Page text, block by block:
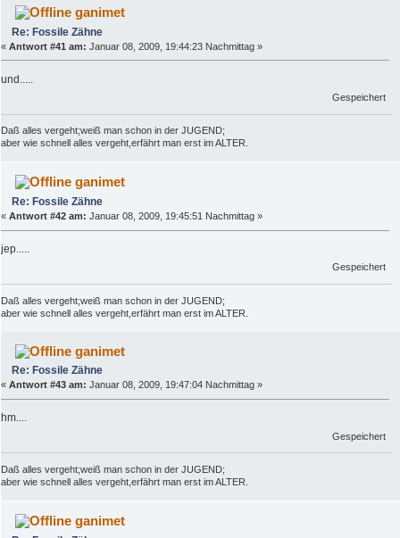
ganimet
Re: Fossile Zähne
« Antwort #41 am: Januar 08, 2009, 19:44:23 Nachmittag »
und.....
Gespeichert
Daß alles vergeht;weiß man schon in der JUGEND;
aber wie schnell alles vergeht,erfährt man erst im ALTER.
ganimet
Re: Fossile Zähne
« Antwort #42 am: Januar 08, 2009, 19:45:51 Nachmittag »
jep.....
Gespeichert
Daß alles vergeht;weiß man schon in der JUGEND;
aber wie schnell alles vergeht,erfährt man erst im ALTER.
ganimet
Re: Fossile Zähne
« Antwort #43 am: Januar 08, 2009, 19:47:04 Nachmittag »
hm....
Gespeichert
Daß alles vergeht;weiß man schon in der JUGEND;
aber wie schnell alles vergeht,erfährt man erst im ALTER.
ganimet